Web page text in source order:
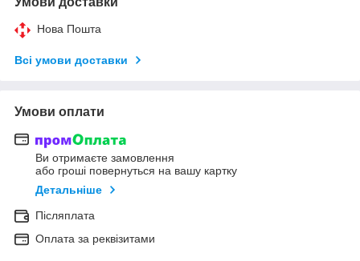
Нова Пошта
Всі умови доставки
Умови оплати
Ви отримаєте замовлення
або гроші повернуться на вашу картку
Детальніше
Післяплата
Оплата за реквізитами